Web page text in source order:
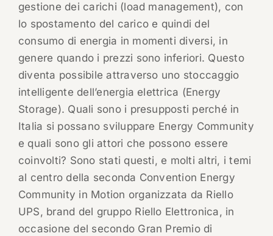
gestione dei carichi (load management), con
lo spostamento del carico e quindi del
consumo di energia in momenti diversi, in
genere quando i prezzi sono inferiori. Questo
diventa possibile attraverso uno stoccaggio
intelligente dell’energia elettrica (Energy
Storage). Quali sono i presupposti perché in
Italia si possano sviluppare Energy Community
e quali sono gli attori che possono essere
coinvolti? Sono stati questi, e molti altri, i temi
al centro della seconda Convention Energy
Community in Motion organizzata da Riello
UPS, brand del gruppo Riello Elettronica, in
occasione del secondo Gran Premio di